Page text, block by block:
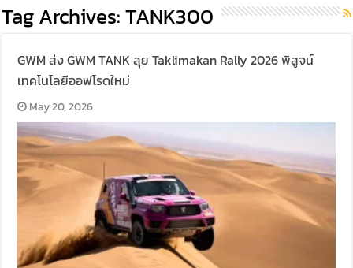
Tag Archives:TANK300
GWM ส่ง GWM TANK ลุย Taklimakan Rally 2026 พิสูจน์
เทคโนโลยีออฟโรดใหม่
May 20, 2026